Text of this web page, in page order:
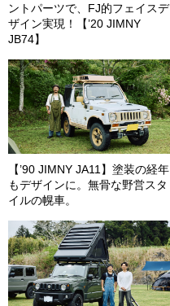
ントパーツで、FJ的フェイスデ
ザイン実現！【’20 JIMNY
JB74】
【’90 JIMNY JA11】塗装の経年
もデザインに。無骨な野営スタ
イルの幌車。